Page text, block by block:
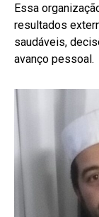
Essa
resultados
saudáveis,
avanço pessoal.